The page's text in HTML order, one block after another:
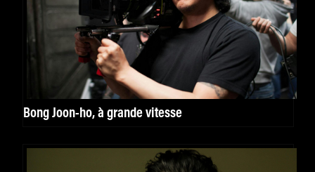
Bong Joon-ho, à grande vitesse